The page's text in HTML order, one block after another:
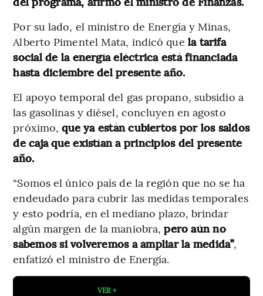
Por su lado, el ministro de Energía y Minas,
Alberto Pimentel Mata, indicó que la tarifa
social de la energía eléctrica está financiada
hasta diciembre del presente año.
El apoyo temporal del gas propano, subsidio a
las gasolinas y diésel, concluyen en agosto
próximo,que ya están cubiertos por los saldos
de caja que existían a principios del presente
año.
“Somos el único país de la región que no se ha
endeudado para cubrir las medidas temporales
y esto podría, en el mediano plazo, brindar
algún margen de la maniobra,pero aún no
sabemos si volveremos a ampliar la medida”,
enfatizó el ministro de Energía.
VER +